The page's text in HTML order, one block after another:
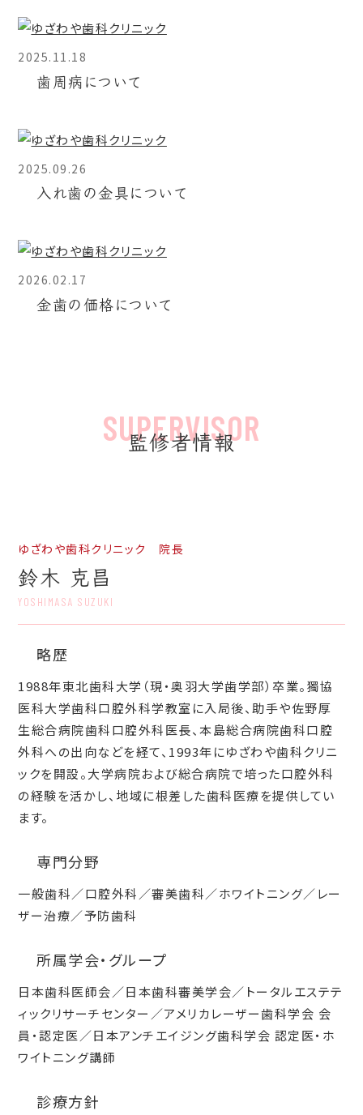
2025.11.18
歯周病について
2025.09.26
入れ歯の金具について
2026.02.17
金歯の価格について
監修者情報
ゆざわや歯科クリニック 院長
鈴木 克昌
YOSHIMASA SUZUKI
略歴
1988年東北歯科大学（現・奥羽大学歯学部）卒業。獨協
医科大学歯科口腔外科学教室に入局後、助手や佐野厚
生総合病院歯科口腔外科医長、本島総合病院歯科口腔
外科への出向などを経て、1993年にゆざわや歯科クリニ
ックを開設。大学病院および総合病院で培った口腔外科
の経験を活かし、地域に根差した歯科医療を提供してい
ます。
専門分野
一般歯科／口腔外科／審美歯科／ホワイトニング／レー
ザー治療／予防歯科
所属学会・グループ
日本歯科医師会／日本歯科審美学会／トータルエステテ
ィックリサーチセンター／アメリカレーザー歯科学会 会
員・認定医／日本アンチエイジング歯科学会 認定医・ホ
ワイトニング講師
診療方針